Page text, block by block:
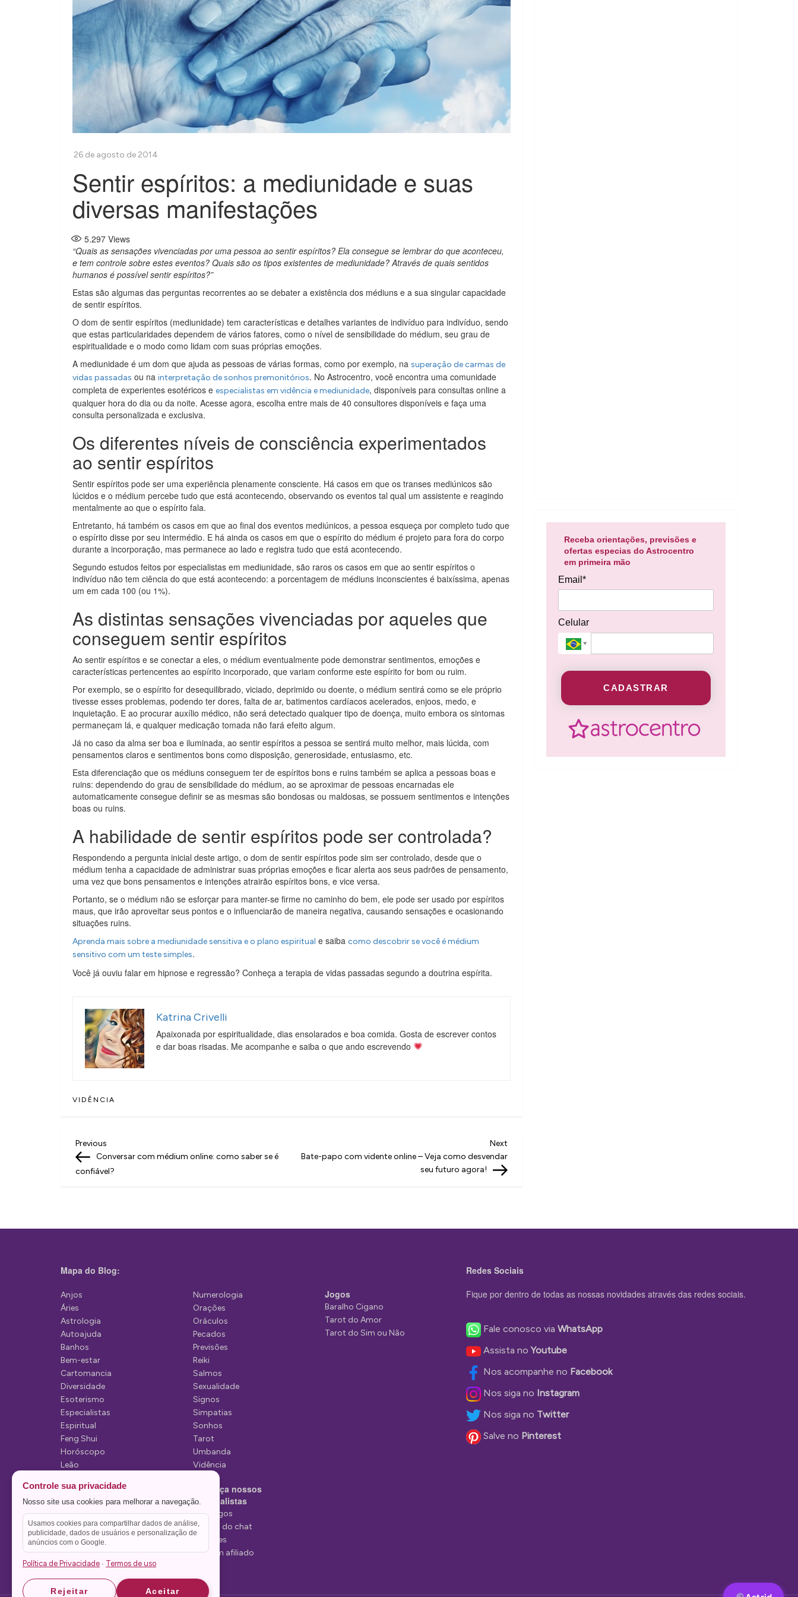
Sentir espíritos: a mediunidade e suas
diversas manifestações
5.297 Views
“Quais as sensações vivenciadas por uma pessoa ao sentir espíritos? Ela consegue se lembrar do que aconteceu,
e tem controle sobre estes eventos? Quais são os tipos existentes de mediunidade? Através de quais sentidos
humanos é possível sentir espíritos?”
Estas são algumas das perguntas recorrentes ao se debater a existência dos médiuns e a sua singular capacidade
de sentir espíritos.
O dom de sentir espíritos (mediunidade) tem características e detalhes variantes de indivíduo para indivíduo, sendo
que estas particularidades dependem de vários fatores, como o nível de sensibilidade do médium, seu grau de
espiritualidade e o modo como lidam com suas próprias emoções.
A mediunidade é um dom que ajuda as pessoas de várias formas, como por exemplo, na superação de carmas de
vidas passadas ou na interpretação de sonhos premonitórios. No Astrocentro, você encontra uma comunidade
completa de experientes esotéricos e especialistas em vidência e mediunidade, disponíveis para consultas online a
qualquer hora do dia ou da noite. Acesse agora, escolha entre mais de 40 consultores disponíveis e faça uma
consulta personalizada e exclusiva.
Os diferentes níveis de consciência experimentados
ao sentir espíritos
Sentir espíritos pode ser uma experiência plenamente consciente. Há casos em que os transes mediúnicos são
lúcidos e o médium percebe tudo que está acontecendo, observando os eventos tal qual um assistente e reagindo
mentalmente ao que o espírito fala.
Entretanto, há também os casos em que ao final dos eventos mediúnicos, a pessoa esqueça por completo tudo que
o espírito disse por seu intermédio. E há ainda os casos em que o espírito do médium é projeto para fora do corpo
durante a incorporação, mas permanece ao lado e registra tudo que está acontecendo.
Segundo estudos feitos por especialistas em mediunidade, são raros os casos em que ao sentir espíritos o
indivíduo não tem ciência do que está acontecendo: a porcentagem de médiuns inconscientes é baixíssima, apenas
um em cada 100 (ou 1%).
As distintas sensações vivenciadas por aqueles que
conseguem sentir espíritos
Ao sentir espíritos e se conectar a eles, o médium eventualmente pode demonstrar sentimentos, emoções e
características pertencentes ao espírito incorporado, que variam conforme este espírito for bom ou ruim.
Por exemplo, se o espírito for desequilibrado, viciado, deprimido ou doente, o médium sentirá como se ele próprio
tivesse esses problemas, podendo ter dores, falta de ar, batimentos cardíacos acelerados, enjoos, medo, e
inquietação. E ao procurar auxílio médico, não será detectado qualquer tipo de doença, muito embora os sintomas
permaneçam lá, e qualquer medicação tomada não fará efeito algum.
Já no caso da alma ser boa e iluminada, ao sentir espíritos a pessoa se sentirá muito melhor, mais lúcida, com
pensamentos claros e sentimentos bons como disposição, generosidade, entusiasmo, etc.
Esta diferenciação que os médiuns conseguem ter de espíritos bons e ruins também se aplica a pessoas boas e
ruins: dependendo do grau de sensibilidade do médium, ao se aproximar de pessoas encarnadas ele
automaticamente consegue definir se as mesmas são bondosas ou maldosas, se possuem sentimentos e intenções
boas ou ruins.
A habilidade de sentir espíritos pode ser controlada?
Respondendo a pergunta inicial deste artigo, o dom de sentir espíritos pode sim ser controlado, desde que o
médium tenha a capacidade de administrar suas próprias emoções e ficar alerta aos seus padrões de pensamento,
uma vez que bons pensamentos e intenções atrairão espíritos bons, e vice versa.
Portanto, se o médium não se esforçar para manter-se firme no caminho do bem, ele pode ser usado por espíritos
maus, que irão aproveitar seus pontos e o influenciarão de maneira negativa, causando sensações e ocasionando
situações ruins.
Aprenda mais sobre a mediunidade sensitiva e o plano espiritual e saiba como descobrir se você é médium
sensitivo com um teste simples.
Você já ouviu falar em hipnose e regressão? Conheça a terapia de vidas passadas segundo a doutrina espírita.
Katrina Crivelli
Apaixonada por espiritualidade, dias ensolarados e boa comida. Gosta de escrever contos
e dar boas risadas. Me acompanhe e saiba o que ando escrevendo
VIDÊNCIA
N
a
g
ç
o
d
e
P
o
s
t
Previous
Post
Previous
Conversar com médium online: como saber se é
confiável?
Post
Next
Bate-papo com vidente online – Veja como desvendar
seu futuro agora!
Receba orientações, previsões e
ofertas especias do Astrocentro
em primeira mão
Email*
Celular
CADASTRAR
Mapa do Blog:
Anjos
Áries
Astrologia
Autoajuda
Banhos
Bem-estar
Cartomancia
Diversidade
Esoterismo
Especialistas
Espiritual
Feng Shui
Horóscopo
Leão
Mediunidade
Mensagens
Numerologia
Orações
Oráculos
Pecados
Previsões
Reiki
Salmos
Sexualidade
Signos
Simpatias
Sonhos
Tarot
Umbanda
Vidência
Conheça nossos
Especialistas
Tarólogos
Estelas do chat
Videntes
Seja um afiliado
Jogos
Baralho Cigano
Tarot do Amor
Tarot do Sim ou Não
Redes Sociais
Fique por dentro de todas as nossas novidades através das redes sociais.
Fale conosco via WhatsApp
Assista noYoutube
Nos acompanhe no Facebook
Nos siga no Instagram
Nos siga no Twitter
Salve no Pinterest
Controle sua privacidade
Nosso site usa cookies para melhorar a navegação.
Usamos cookies para compartilhar dados de análise,
publicidade, dados de usuários e personalização de
anúncios com o Google.
Política de Privacidade · Termos de uso
Rejeitar Aceitar